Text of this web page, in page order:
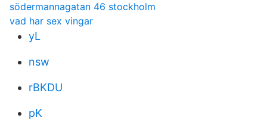
södermannagatan 46 stockholm
vad har sex vingar
yL
nsw
rBKDU
pK